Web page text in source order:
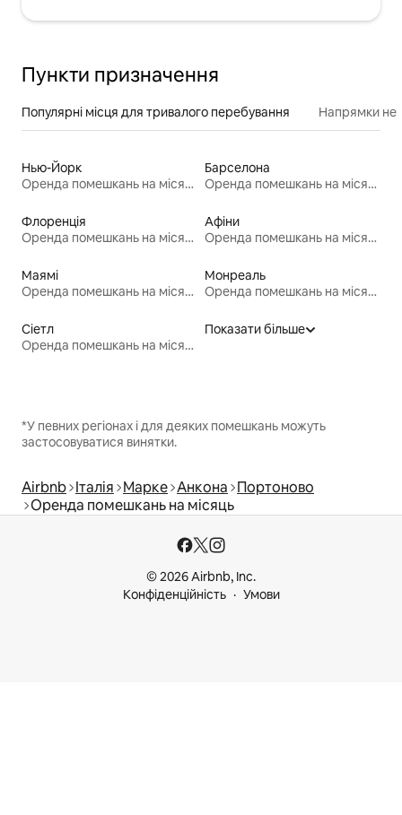
Пункти призначення
Популярні місця для тривалого перебування Напрямки
Нью-Йорк
Оренда помешкань на місяць
Барселона
Оренда помешкань на місяць
Флоренція
Оренда помешкань на місяць
Афіни
Оренда помешкань на місяць
Маямі
Оренда помешкань на місяць
Монреаль
Оренда помешкань на місяць
Сіетл
Оренда помешкань на місяць
Показати більше
*У певних регіонах і для деяких помешкань можуть
застосовуватися винятки.
Airbnb Італія Марке Анкона Портоново
Оренда помешкань на місяць
© 2026 Airbnb, Inc.
Конфіденційність
Умови